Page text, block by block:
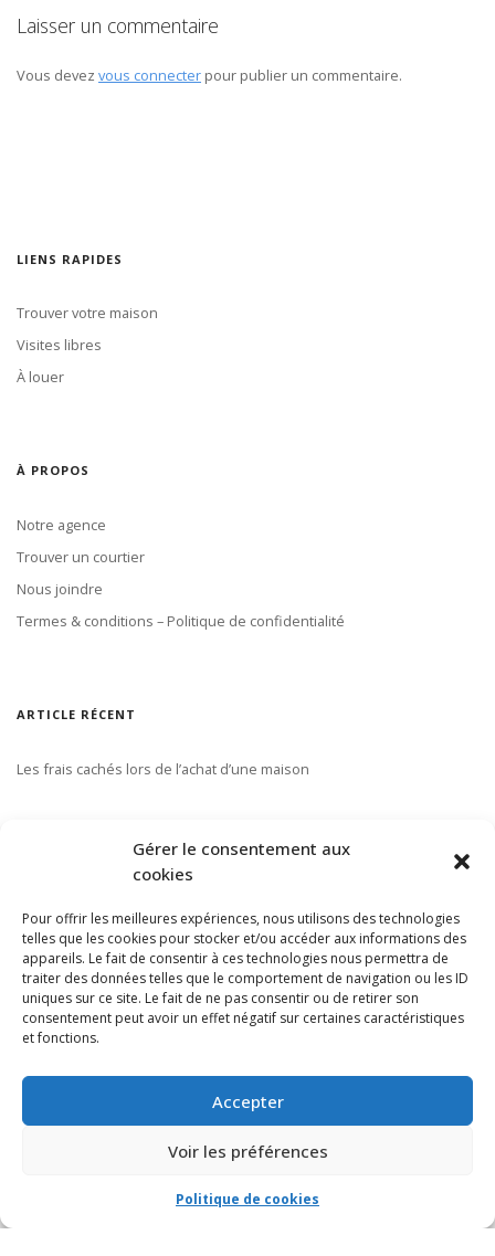
Gérer le consentement aux
cookies
Pour offrir les meilleures expériences, nous utilisons des technologies
telles que les cookies pour stocker et/ou accéder aux informations des
appareils. Le fait de consentir à ces technologies nous permettra de
traiter des données telles que le comportement de navigation ou les ID
uniques sur ce site. Le fait de ne pas consentir ou de retirer son
consentement peut avoir un effet négatif sur certaines caractéristiques
et fonctions.
Accepter
Voir les préférences
Politique de cookies
Laisser un commentaire
Vous devez vous connecter pour publier un commentaire.
LIENS RAPIDES
Trouver votre maison
Visites libres
À louer
À PROPOS
Notre agence
Trouver un courtier
Nous joindre
Termes & conditions – Politique de confidentialité
ARTICLE RÉCENT
Les frais cachés lors de l’achat d’une maison